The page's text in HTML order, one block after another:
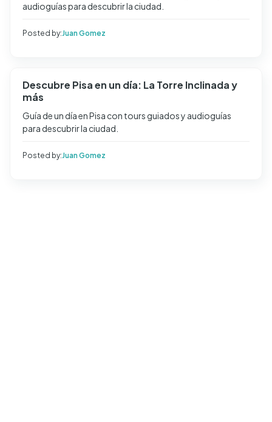
audioguías para descubrir la ciudad.
Posted by:Juan Gomez
Descubre Pisa en un día: La Torre Inclinada y
más
Guía de un día en Pisa con tours guiados y audioguías
para descubrir la ciudad.
Posted by:Juan Gomez